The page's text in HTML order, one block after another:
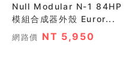
Null Modular N-1 84HP
模組合成器外殼 Euror...
網路價 NT 5,950